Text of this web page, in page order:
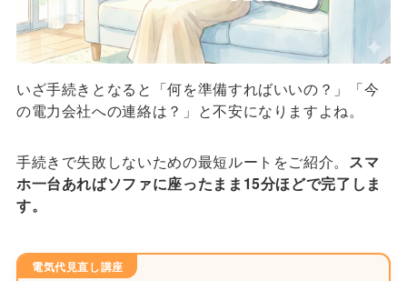
いざ手続きとなると「何を準備すればいいの？」「今
の電力会社への連絡は？」と不安になりますよね。
手続きで失敗しないための最短ルートをご紹介。 スマ
ホ一台あればソファに座ったまま15分ほどで完了しま
す。
電気代見直し講座